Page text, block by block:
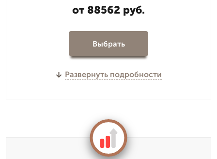
от 88562 руб.
Выбрать
Развернуть подробности